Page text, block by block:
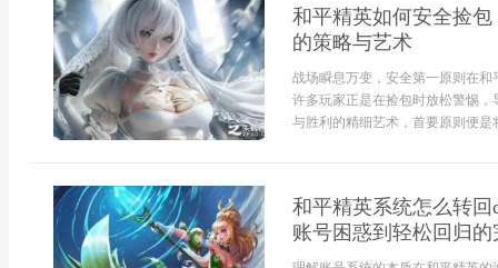
和平精英如何安全捡
的策略与艺术
战场瞬息万变，安全第一原则在
许多玩家正是在捡包时放松警惕
与胜利的精细艺术，首要原则便是
和平精英系统怎么转
账号困惑到轻松回归